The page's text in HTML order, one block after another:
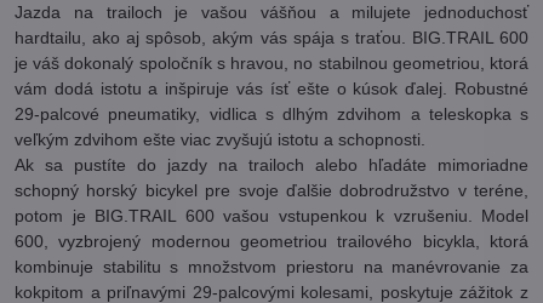
Jazda na trailoch je vašou vášňou a milujete jednoduchosť
hardtailu, ako aj spôsob, akým vás spája s traťou. BIG.TRAIL 600
je váš dokonalý spoločník s hravou, no stabilnou geometriou, ktorá
vám dodá istotu a inšpiruje vás ísť ešte o kúsok ďalej. Robustné
29-palcové pneumatiky, vidlica s dlhým zdvihom a teleskopka s
veľkým zdvihom ešte viac zvyšujú istotu a schopnosti.
Ak sa pustíte do jazdy na trailoch alebo hľadáte mimoriadne
schopný horský bicykel pre svoje ďalšie dobrodružstvo v teréne,
potom je BIG.TRAIL 600 vašou vstupenkou k vzrušeniu. Model
600, vyzbrojený modernou geometriou trailového bicykla, ktorá
kombinuje stabilitu s množstvom priestoru na manévrovanie za
kokpitom a priľnavými 29-palcovými kolesami, poskytuje zážitok z